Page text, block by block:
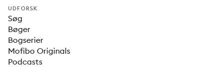
UDFORSK
Søg
Bøger
Bogserier
Mofibo Originals
Podcasts